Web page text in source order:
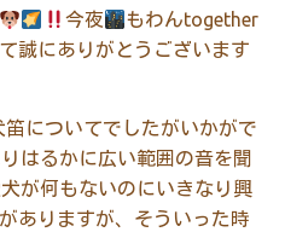
今夜 もわんtogether
誠にありがとうございます
笛についてでしたがいかがで
はるかに広い範囲の音を聞
が何もないのにいきなり興
ありますが、そういった時